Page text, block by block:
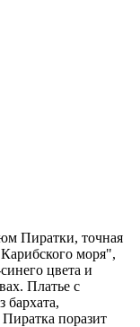
Пиратки, точная
моря",
цвета и
Платье с
поразит